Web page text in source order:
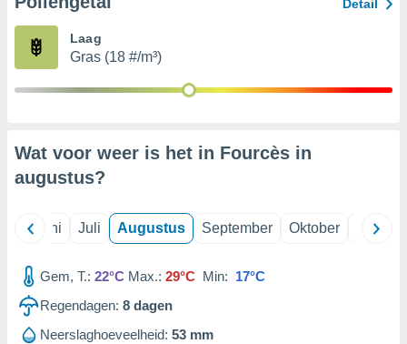
partners
Detail
Laag
Gras (18 #/m³)
Wat voor weer is het in Fourcès in
augustus?
Juni Juli Augustus September Oktober
Gem, T.: 22°C Max.: 29°C Min: 17°C
Regendagen: 8 dagen
Neerslaghoeveelheid: 53 mm